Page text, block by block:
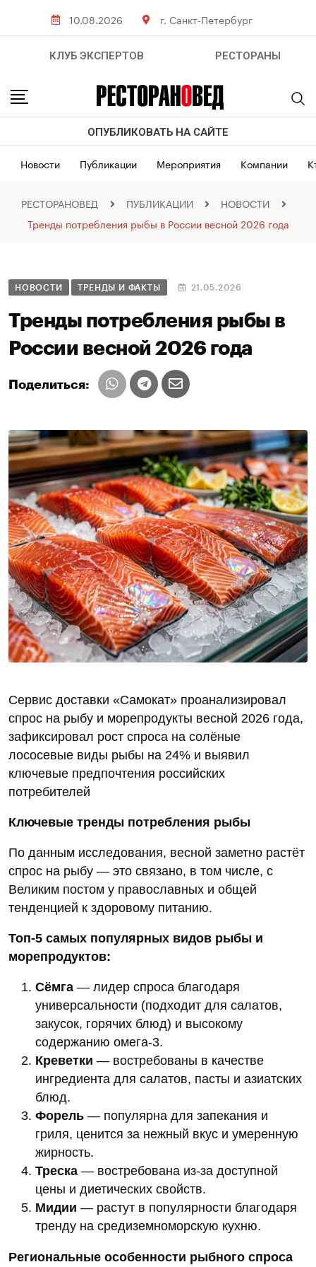
10.08.2026 г. Санкт-Петербург
КЛУБ ЭКСПЕРТОВ РЕСТОРАНЫ
ОПУБЛИКОВАТЬ НА САЙТЕ
Новости Публикации Мероприятия Компании
РЕСТОРАНОВЕД ПУБЛИКАЦИИ
НОВОСТИ
Тренды потребления рыбы в России весной 2026 года
НОВОСТИ ТРЕНДЫ И ФАКТЫ 21.05.2026
Тренды потребления рыбы в
России весной 2026 года
Поделиться:
Сервис доставки «Самокат» проанализировал
спрос на рыбу и морепродукты весной 2026 года,
зафиксировал рост спроса на солёные
лососевые виды рыбы на 24% и выявил
ключевые предпочтения российских
потребителей
Ключевые тренды потребления рыбы
По данным исследования, весной заметно растёт
спрос на рыбу — это связано, в том числе, с
Великим постом у православных и общей
тенденцией к здоровому питанию.
Топ-5 самых популярных видов рыбы и
морепродуктов:
Сёмга — лидер спроса благодаря
универсальности (подходит для салатов,
закусок, горячих блюд) и высокому
содержанию омега‑3.
Креветки — востребованы в качестве
ингредиента для салатов, пасты и азиатских
блюд.
Форель — популярна для запекания и
гриля, ценится за нежный вкус и умеренную
жирность.
Треска — востребована из‑за доступной
цены и диетических свойств.
Мидии — растут в популярности благодаря
тренду на средиземноморскую кухню.
Региональные особенности рыбного спроса